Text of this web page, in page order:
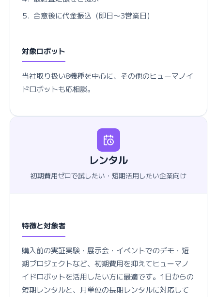
合意後に代金振込（即日〜3営業日）
対象ロボット
当社取り扱い8機種を中心に、その他のヒューマノイ
ドロボットも応相談。
レンタル
初期費用ゼロで試したい・短期活用したい企業向け
特徴と対象者
購入前の実証実験・展示会・イベントでのデモ・短
期プロジェクトなど、初期費用を抑えてヒューマノ
イドロボットを活用したい方に最適です。1日からの
短期レンタルと、月単位の長期レンタルに対応して